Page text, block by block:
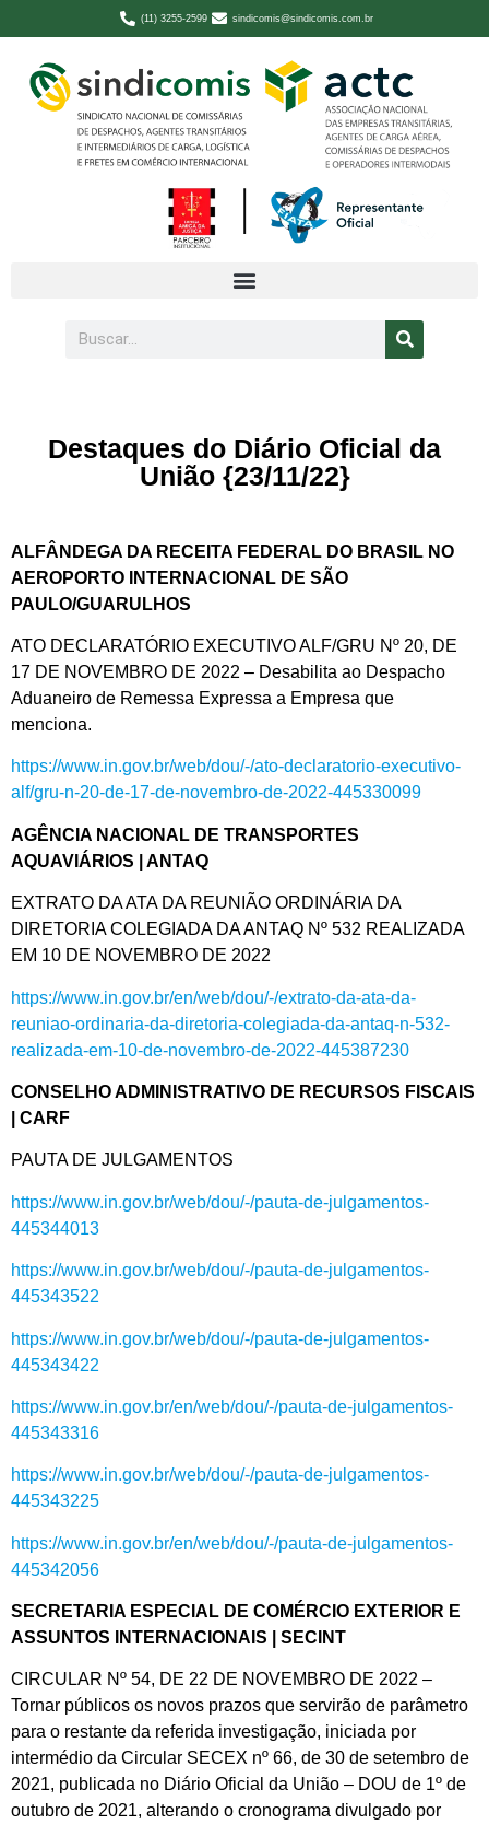
(11) 3255-2599 sindicomis@sindicomis.com.br
Destaques do Diário Oficial da
União {23/11/22}
ALFÂNDEGA DA RECEITA FEDERAL DO BRASIL NO
AEROPORTO INTERNACIONAL DE SÃO
PAULO/GUARULHOS
ATO DECLARATÓRIO EXECUTIVO ALF/GRU Nº 20, DE
17 DE NOVEMBRO DE 2022 – Desabilita ao Despacho
Aduaneiro de Remessa Expressa a Empresa que
menciona.
https://www.in.gov.br/web/dou/-/ato-declaratorio-executivo-
alf/gru-n-20-de-17-de-novembro-de-2022-445330099
AGÊNCIA NACIONAL DE TRANSPORTES
AQUAVIÁRIOS | ANTAQ
EXTRATO DA ATA DA REUNIÃO ORDINÁRIA DA
DIRETORIA COLEGIADA DA ANTAQ Nº 532 REALIZADA
EM 10 DE NOVEMBRO DE 2022
https://www.in.gov.br/en/web/dou/-/extrato-da-ata-da-
reuniao-ordinaria-da-diretoria-colegiada-da-antaq-n-532-
realizada-em-10-de-novembro-de-2022-445387230
CONSELHO ADMINISTRATIVO DE RECURSOS FISCAIS
| CARF
PAUTA DE JULGAMENTOS
https://www.in.gov.br/web/dou/-/pauta-de-julgamentos-
445344013
https://www.in.gov.br/web/dou/-/pauta-de-julgamentos-
445343522
https://www.in.gov.br/web/dou/-/pauta-de-julgamentos-
445343422
https://www.in.gov.br/en/web/dou/-/pauta-de-julgamentos-
445343316
https://www.in.gov.br/web/dou/-/pauta-de-julgamentos-
445343225
https://www.in.gov.br/en/web/dou/-/pauta-de-julgamentos-
445342056
SECRETARIA ESPECIAL DE COMÉRCIO EXTERIOR E
ASSUNTOS INTERNACIONAIS | SECINT
CIRCULAR Nº 54, DE 22 DE NOVEMBRO DE 2022 –
Tornar públicos os novos prazos que servirão de parâmetro
para o restante da referida investigação, iniciada por
intermédio da Circular SECEX nº 66, de 30 de setembro de
2021, publicada no Diário Oficial da União – DOU de 1º de
outubro de 2021, alterando o cronograma divulgado por